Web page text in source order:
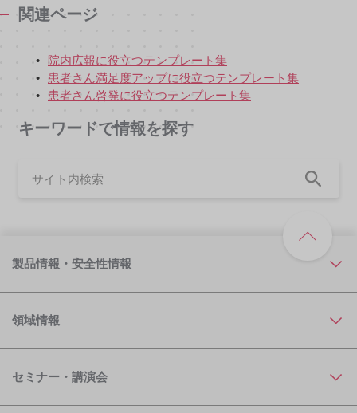
関連ページ
院内広報に役立つテンプレート集
患者さん満足度アップに役立つテンプレート集
患者さん啓発に役立つテンプレート集
キーワードで情報を探す
製品情報・安全性情報
領域情報
セミナー・講演会